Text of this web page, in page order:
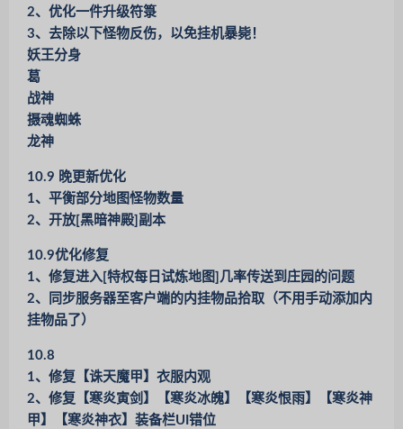
2、优化一件升级符箓
3、去除以下怪物反伤，以免挂机暴毙！
妖王分身
葛
战神
摄魂蜘蛛
龙神
10.9 晚更新优化
1、平衡部分地图怪物数量
2、开放[黑暗神殿]副本
10.9优化修复
1、修复进入[特权每日试炼地图]几率传送到庄园的问题
2、同步服务器至客户端的内挂物品拾取（不用手动添加内
挂物品了）
10.8
1、修复【诛天魔甲】衣服内观
2、修复【寒炎寅剑】【寒炎冰魄】【寒炎恨雨】【寒炎神
甲】【寒炎神衣】装备栏UI错位